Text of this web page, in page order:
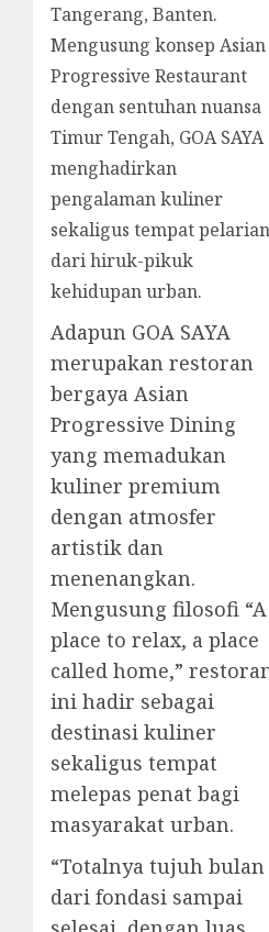
Tangerang, Banten.
Mengusung konsep Asian
Progressive Restaurant
dengan sentuhan nuansa
Timur Tengah, GOA SAYA
menghadirkan
pengalaman kuliner
sekaligus tempat pelarian
dari hiruk-pikuk
kehidupan urban.
Adapun GOA SAYA
merupakan restoran
bergaya Asian
Progressive Dining
yang memadukan
kuliner premium
dengan atmosfer
artistik dan
menenangkan.
Mengusung filosofi “A
place to relax, a place
called home,”
ini hadir sebagai
destinasi kuliner
sekaligus tempat
melepas penat bagi
masyarakat urban.
“Totalnya tujuh bulan
dari fondasi sampai